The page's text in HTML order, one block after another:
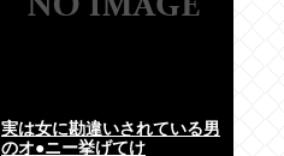
実は女に勘違いされている男
のオ●ニー挙げてけ